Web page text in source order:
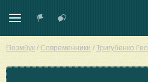
Поэмбук / Современники / Тригубенко